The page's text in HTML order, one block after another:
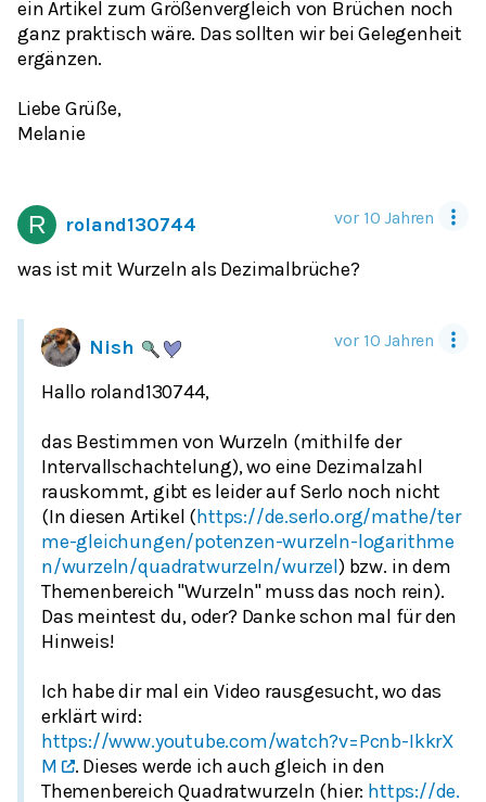
ein Artikel zum Größenvergleich von Brüchen noch
ganz praktisch wäre. Das sollten wir bei Gelegenheit
ergänzen.
Liebe Grüße,
Melanie
roland130744 vor 10 Jahren
was ist mit Wurzeln als Dezimalbrüche?
Nish vor 10 Jahren
Hallo roland130744,
das Bestimmen von Wurzeln (mithilfe der
Intervallschachtelung), wo eine Dezimalzahl
rauskommt, gibt es leider auf Serlo noch nicht
(In diesen Artikel (https://de.serlo.org/mathe/ter
me-gleichungen/potenzen-wurzeln-logarithme
n/wurzeln/quadratwurzeln/wurzel) bzw. in dem
Themenbereich "Wurzeln" muss das noch rein).
Das meintest du, oder? Danke schon mal für den
Hinweis!
Ich habe dir mal ein Video rausgesucht, wo das
https://www.youtube.com/watch?v=Pcnb-IkkrX
M
. Dieses werde ich auch gleich in den
Themenbereich Quadratwurzeln (hier: https://de.